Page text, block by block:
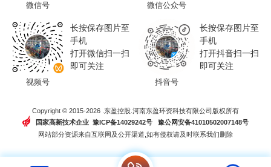
微信号 微信公众号
视频号
长按保存图片至
手机
打开微信扫一扫
即可关注
抖音号
长按保存图片至
手机
打开抖音扫一扫
即可关注
Copyright © 2015-2026 .东盈控股.河南东盈环资科技有限公司版权所有
国家高新技术企业 豫ICP备14029242号豫公网安备41010502007148号
网站部分资源来自互联网及公开渠道,如有侵权请及时联系我们删除